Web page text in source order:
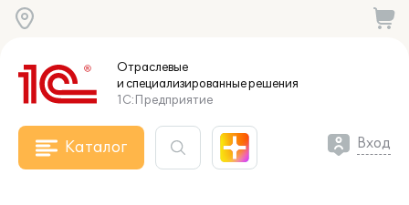
Отраслевые
и специализированныерешения
1С:Предприятие
Каталог Вход